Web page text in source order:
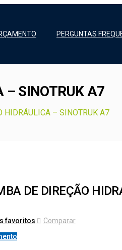
PERGUNTAS
– SINOTRUK A7
HIDRÁULICA – SINOTRUK A7
DE DIREÇÃO
favoritos
Comparar